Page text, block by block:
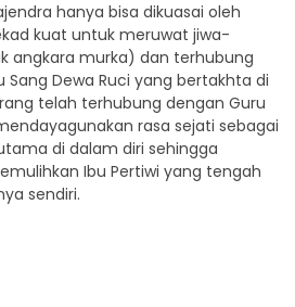
hanya bisa dikuasai oleh
kuat untuk meruwat jiwa-
angkara murka) dan terhubung
Dewa Ruci yang bertakhta di
telah terhubung dengan Guru
rasa sejati sebagai
di dalam diri sehingga
Ibu Pertiwi yang tengah
sendiri.